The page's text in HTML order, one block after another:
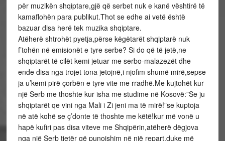
për muzikën shqiptare,gjë që serbet nuk e kanë vështirë të
kamaflohën para publikut.Thot se edhe ai vetë është
bazuar disa herë tek muzika shqiptare.
Atëherë shtrohët pyetja,përse këgëtarët shqiptarë nuk
f’tohën në emisionët e tyre serbe? Si do që të jetë,ne
shqiptarët të cilët kemi jetuar me serbo-malazezët dhe
ende disa nga trojet tona jetojnë,i njofim shumë mirë,sepse
ja u’kemi pirë çorbën e tyre vite me rradhë.Me kujtohët kur
një Serb me thoshte kur isha me studime në Kosovë:”Se ju
shqiptarët qe vini nga Mali i Zi jeni ma të mirë!”se kuptoja
në atë kohë se ç’donte të thoshte me këtë!kur më vonë u
hapë kufiri pas disa viteve me Shqipërin,atëherë dëgjova
nga një Serb tjetër që punojshim në një repart,duke më